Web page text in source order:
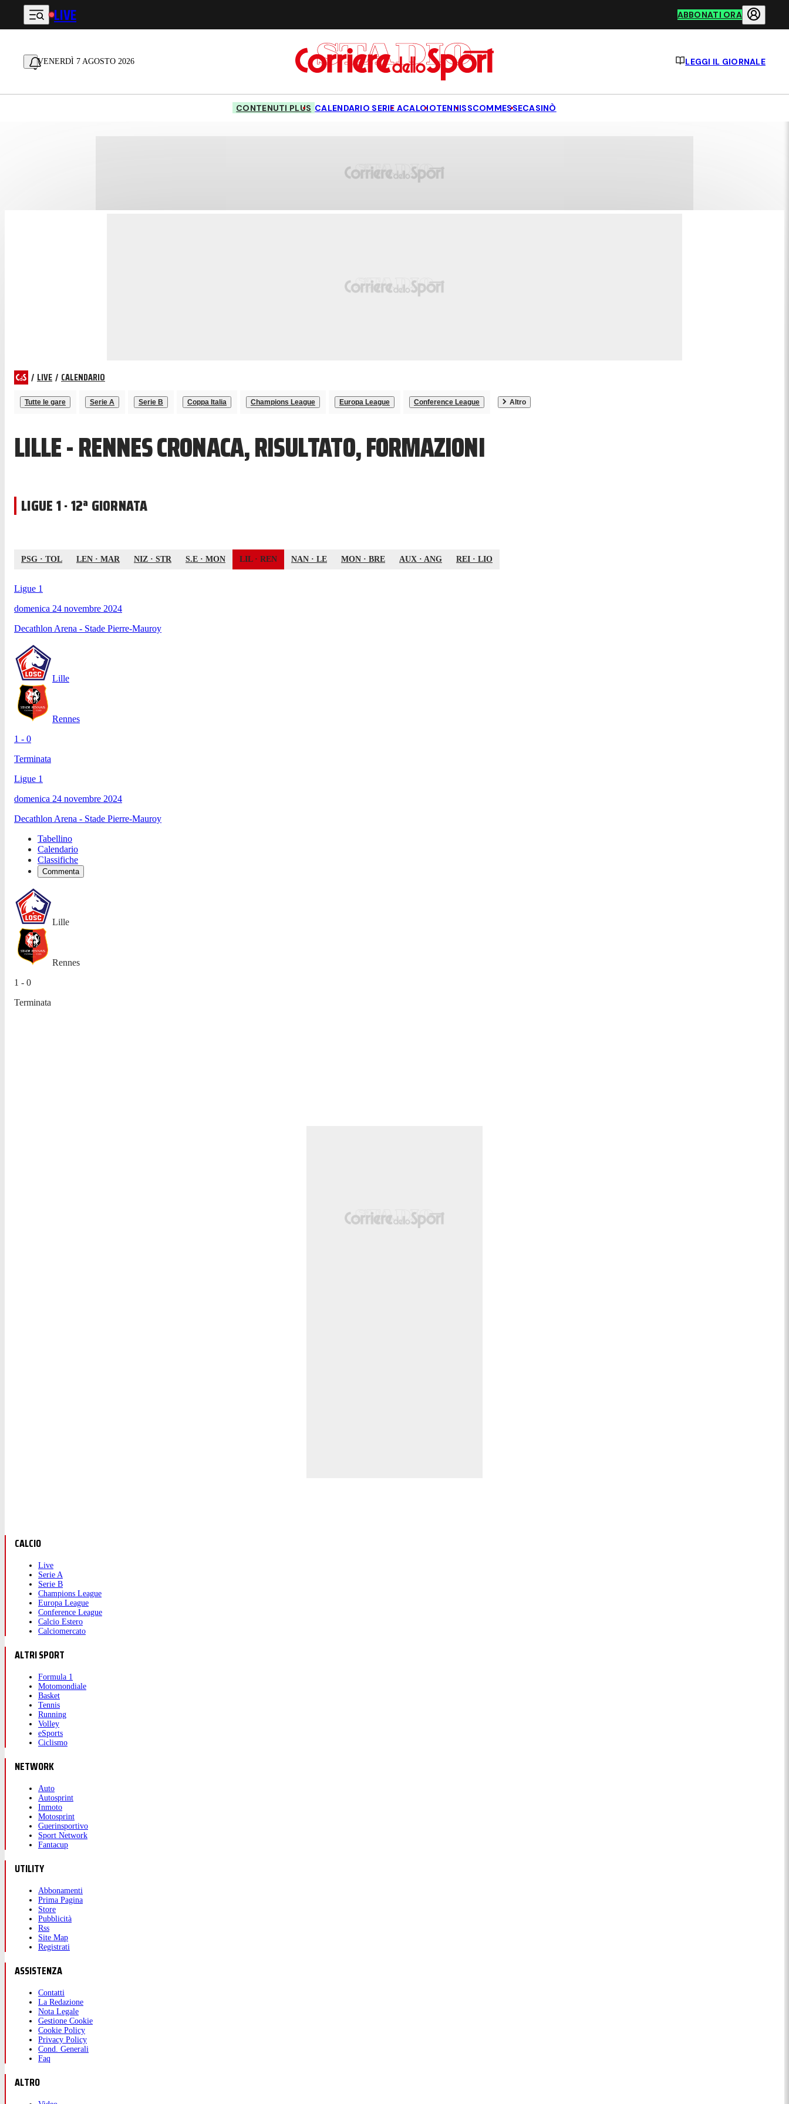
Vai al contenuto principale
LIVE ABBONATI ORA
VENERDÌ 7 AGOSTO 2026 LEGGI IL GIORNALE
CONTENUTI PLUS CALENDARIO SERIE ACALCIOTENNISSCOMMESSECASINÒ
/ LIVE / CALENDARIO
Tutte le gare Serie A Serie B Coppa Italia Champions League Europa League Conference League Altro
LILLE - RENNES CRONACA, RISULTATO, FORMAZIONI
LIGUE 1 · 12ª GIORNATA
PSG · TOL LEN · MAR NIZ · STR S.E · MON LIL· REN NAN · LE MON · BRE AUX · ANG REI · LIO
Ligue 1
domenica 24 novembre 2024
Decathlon Arena - Stade Pierre-Mauroy
Lille
Rennes
1 - 0
Terminata
Ligue 1
domenica 24 novembre 2024
Decathlon Arena - Stade Pierre-Mauroy
Tabellino
Calendario
Classifiche
Commenta
Lille
Rennes
1 - 0
Terminata
CALCIO
Live
Serie A
Serie B
Champions League
Europa League
Conference League
Calcio Estero
Calciomercato
ALTRI SPORT
Formula 1
Motomondiale
Basket
Tennis
Running
Volley
eSports
Ciclismo
NETWORK
Auto
Autosprint
Inmoto
Motosprint
Guerinsportivo
Sport Network
Fantacup
UTILITY
Abbonamenti
Prima Pagina
Store
Pubblicità
Rss
Site Map
Registrati
ASSISTENZA
Contatti
La Redazione
Nota Legale
Gestione Cookie
Cookie Policy
Privacy Policy
Cond. Generali
Faq
ALTRO